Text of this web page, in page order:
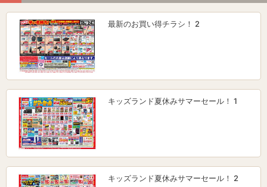
最新のお買い得チラシ！ 2
キッズランド夏休みサマーセール！ 1
キッズランド夏休みサマーセール！ 2